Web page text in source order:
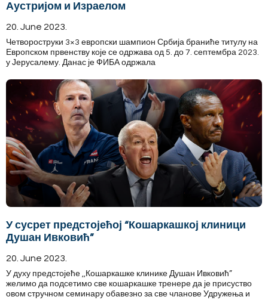
Аустријом и Израелом
20. June 2023.
Четвороструки 3×3 европски шампион Србија браниће титулу на
Европском првенству које се одржава од 5. до 7. септембра 2023.
у Јерусалему. Данас је ФИБА одржала
У сусрет предстојећој “Кошаркашкој клиници
Душан Ивковић”
20. June 2023.
У духу предстојеће ,,Кошаркашке клинике Душан Ивковић”
желимо да подсетимо све кошаркашке тренере да је присуство
овом стручном семинару обавезно за све чланове Удружења и